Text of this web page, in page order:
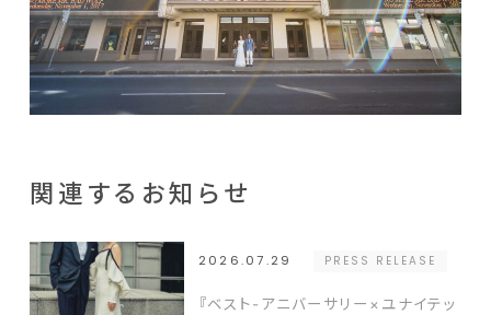
関連するお知らせ
2026.07.29 PRESS RELEASE
『ベスト-アニバーサリー×ユナイテッ